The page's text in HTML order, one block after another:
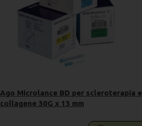
Ago Microlance BD per scleroterapia e
collagene 30G x 13 mm